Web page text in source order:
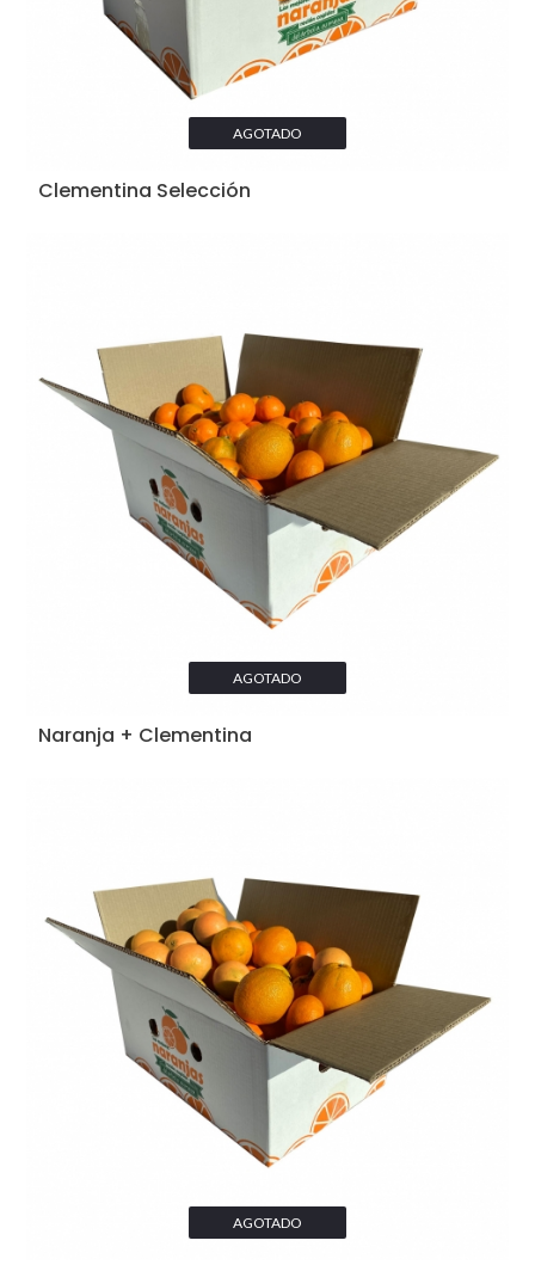
AGOTADO
Clementina Selección
AGOTADO
Naranja + Clementina
AGOTADO